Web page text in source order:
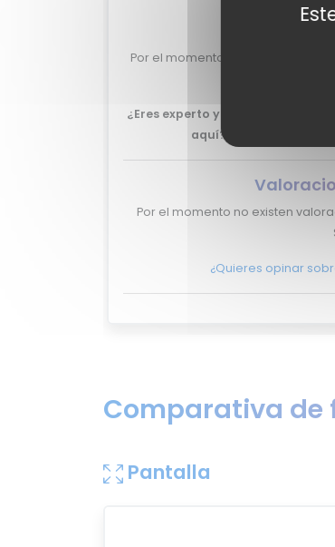
Por el momento no tenemos
¿Eres experto y quieres que tu
aquí?
Por el momento no existen
¿Quieres opinar
Comparativa de
Pantalla